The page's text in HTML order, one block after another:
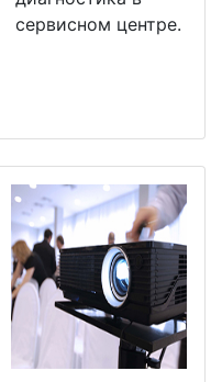
сервисном центре.